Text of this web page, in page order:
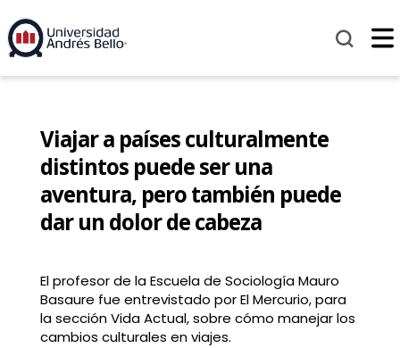
Viajar a países culturalmente
distintos puede ser una
aventura, pero también puede
dar un dolor de cabeza
El profesor de la Escuela de Sociología Mauro
Basaure fue entrevistado por El Mercurio, para
la sección Vida Actual, sobre cómo manejar los
cambios culturales en viajes.